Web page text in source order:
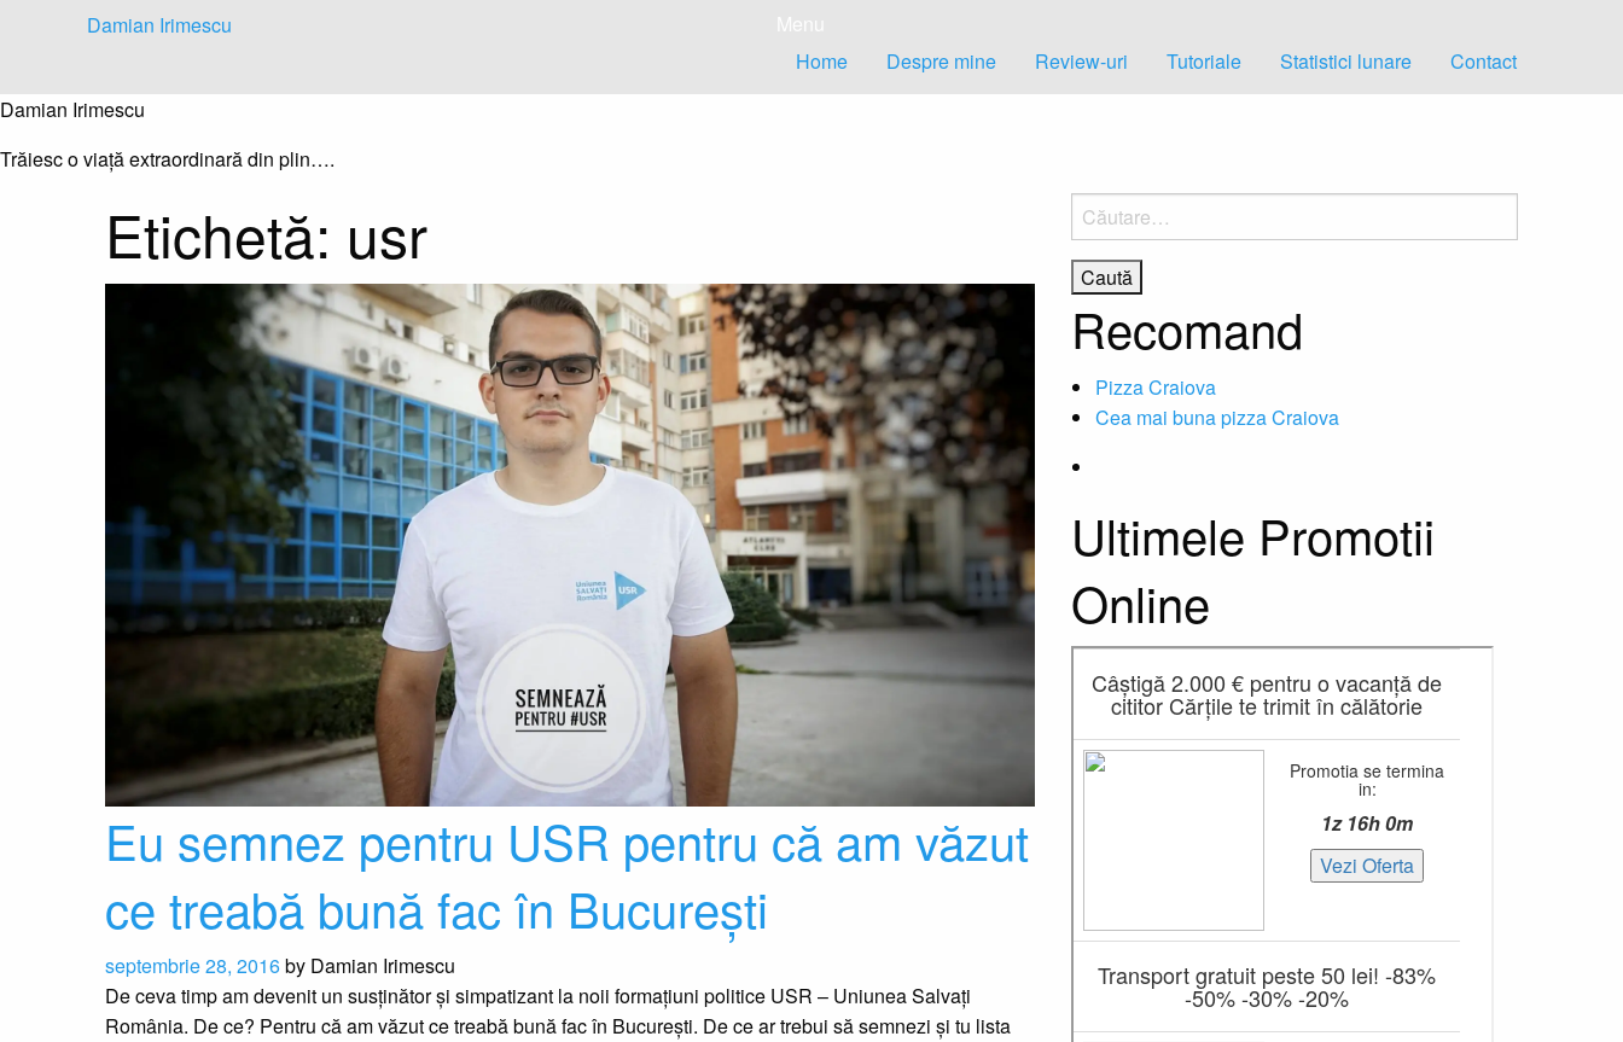
Damian Irimescu
Menu
Home
Despre mine Review-uri Tutoriale Statistici lunare
Contact
Damian Irimescu
Trăiesc o viață extraordinară din plin….
Etichetă: usr
Eu semnez pentru USR pentru că am văzut
ce treabă bună fac în București
septembrie 28, 2016by Damian Irimescu
De ceva timp am devenit un susținător și simpatizant la noii formațiuni politice USR – Uniunea Salvați
România. De ce? Pentru că am văzut ce treabă bună fac în București. De ce ar trebui să semnezi și tu lista
Caută
după:
Recomand
Pizza Craiova
Cea mai buna pizza Craiova
Ultimele Promotii
Online